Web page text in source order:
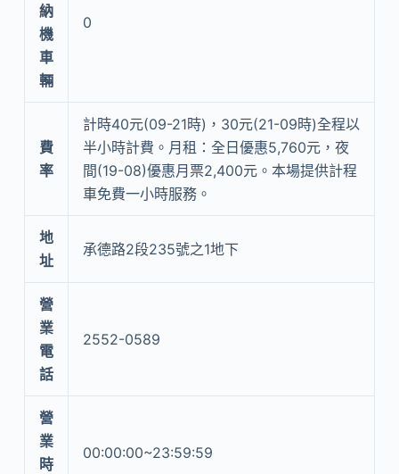
納
機
車
輛
0
費
率
計時40元(09-21時)，30元(21-09時)全程以
半小時計費。月租：全日優惠5,760元，夜
間(19-08)優惠月票2,400元。本場提供計程
車免費一小時服務。
地
址
承德路2段235號之1地下
營
業
電
話
2552-0589
營
業
時
00:00:00~23:59:59